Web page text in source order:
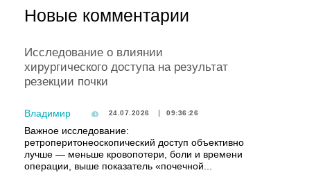
Новые комментарии
Исследование о влиянии
хирургического доступа на результат
резекции почки
Владимир 24.07.2026 09:36:26
Важное исследование:
ретроперитонеоскопический доступ объективно
лучше — меньше кровопотери, боли и времени
операции, выше показатель «почечной...